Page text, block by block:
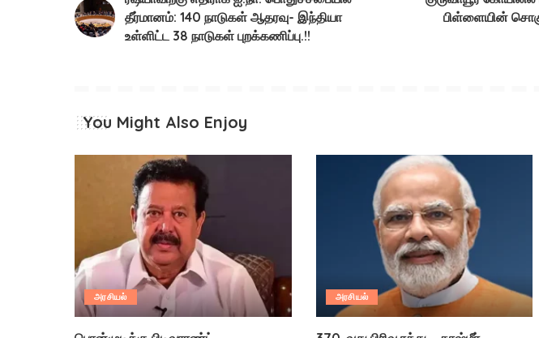
தீர்மானம்: 140 நாடுகள் ஆதரவு- இந்தியா
உள்ளிட்ட 38 நாடுகள் புறக்கணிப்பு.!!
பிள்ளையின்
You Might Also Enjoy
அரசியல் அரசியல்